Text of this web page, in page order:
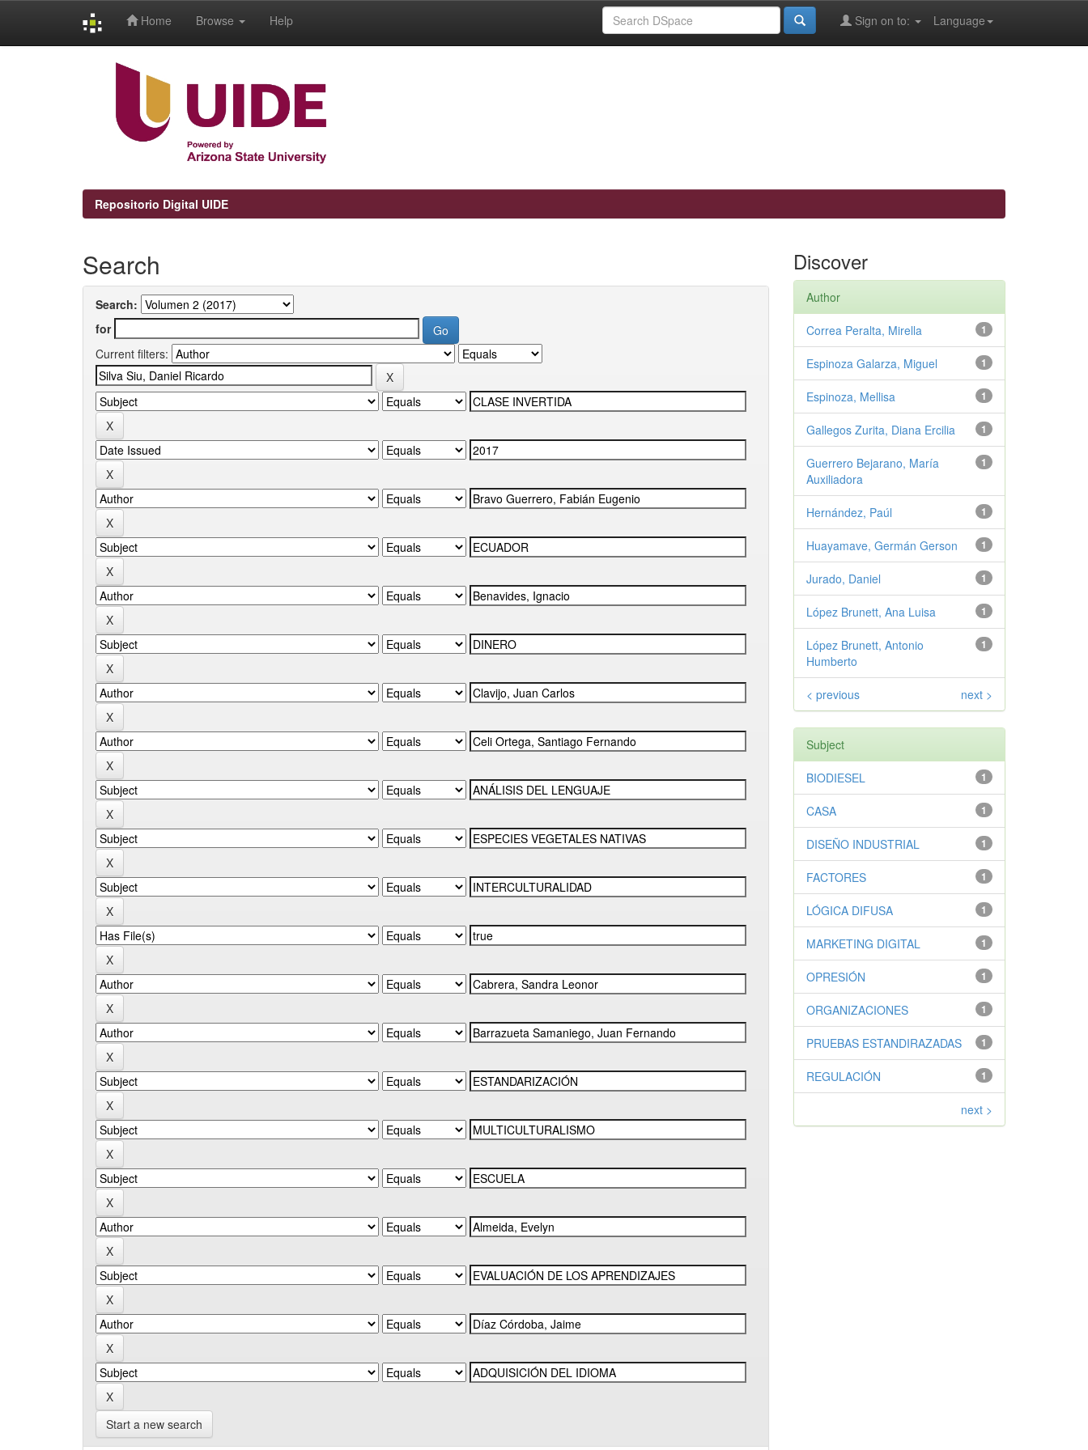
Home Browse Help Language
Sign on to:
Repositorio Digital UIDE
Search
Search:
for
Current filters:
Start a new search
Discover
Author
1
Correa Peralta, Mirella
1
Espinoza Galarza, Miguel
1
Espinoza, Mellisa
1
Gallegos Zurita, Diana Ercilia
1
Guerrero Bejarano, María
Auxiliadora
1
Hernández, Paúl
1
Huayamave, Germán Gerson
1
Jurado, Daniel
1
López Brunett, Ana Luisa
1
López Brunett, Antonio
Humberto
< previous next >
Subject
1
BIODIESEL
1
CASA
1
DISEÑO INDUSTRIAL
1
FACTORES
1
LÓGICA DIFUSA
1
MARKETING DIGITAL
1
OPRESIÓN
1
ORGANIZACIONES
1
PRUEBAS ESTANDIRAZADAS
1
REGULACIÓN
next >